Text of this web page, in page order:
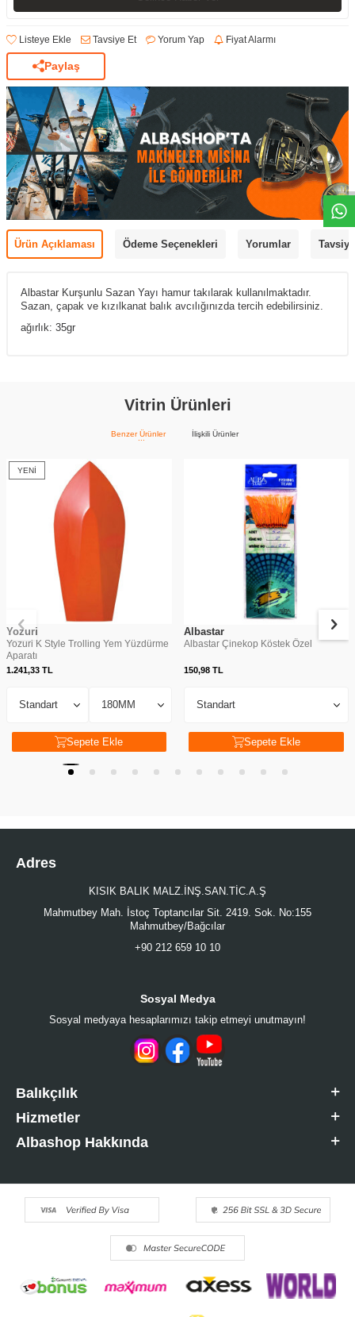
Listeye Ekle Tavsiye Et Yorum Yap Fiyat Alarmı
Paylaş
Ürün Açıklaması Ödeme Seçenekleri Yorumlar
Albastar Kurşunlu Sazan Yayı hamur takılarak kullanılmaktadır.
Sazan, çapak ve kızılkanat balık avcılığınızda tercih edebilirsiniz.
ağırlık: 35gr
Vitrin Ürünleri
Benzer Ürünler İlişkili Ürünler
YENI
Yozuri
Yozuri K Style Trolling Yem Yüzdürme
Aparatı
1.241,33 TL
Sepete Ekle
Albastar
Albastar Çinekop Köstek Özel
150,98TL
Sepete Ekle
Adres
KISIK BALIK MALZ.İNŞ.SAN.TİC.A.Ş
Mahmutbey Mah. İstoç Toptancılar Sit. 2419. Sok. No:155
Mahmutbey/Bağcılar
+90 212 659 10 10
Sosyal Medya
Sosyal medyaya hesaplarımızı takip etmeyi unutmayın!
Balıkçılık
Hizmetler
Albashop Hakkında